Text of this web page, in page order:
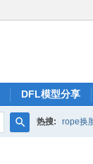
DFL模型分享
热搜: rope换